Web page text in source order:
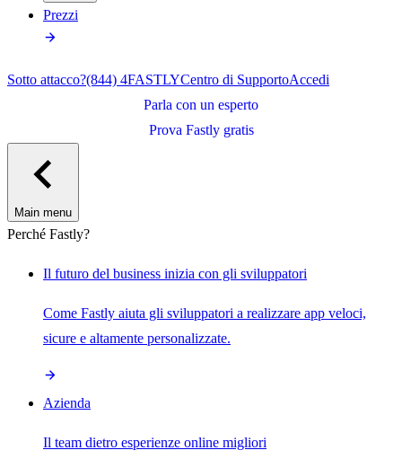
Prezzi
Sotto attacco?(844) 4FASTLYCentro di SupportoAccedi
Parla con un esperto
Prova Fastly gratis
Main menu
Perché Fastly?
Il futuro del business inizia con gli sviluppatori
Come Fastly aiuta gli sviluppatori a realizzare app veloci,
sicure e altamente personalizzate.
Azienda
Il team dietro esperienze online migliori